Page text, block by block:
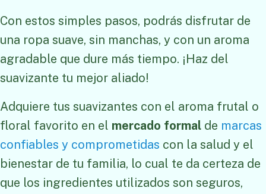
Con estos simples pasos, podrás disfrutar de
una ropa suave, sin manchas, y con un aroma
agradable que dure más tiempo. ¡Haz del
suavizante tu mejor aliado!
Adquiere tus suavizantes con el aroma frutal o
floral favorito en el mercado formal de marcas
confiables y comprometidas con la salud y el
bienestar de tu familia, lo cual te da certeza de
que los ingredientes utilizados son seguros,